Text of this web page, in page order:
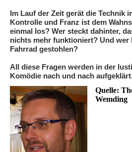
Im Lauf der Zeit gerät die Technik
Kontrolle und Franz ist dem
einmal los? Wer steckt dahinter,
nichts mehr funktioniert? Und wer
Fahrrad gestohlen?
All diese Fragen werden in der
Komödie nach und nach
Quelle:
Wemding